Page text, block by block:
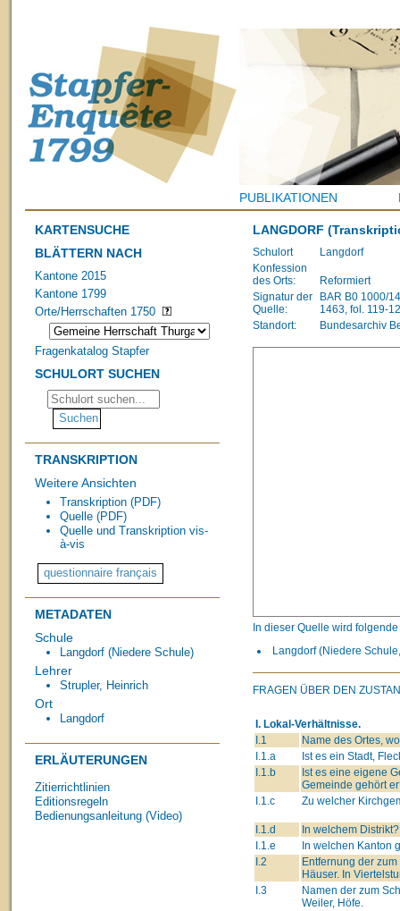
PUBLIKATIONEN
KARTENSUCHE
BLÄTTERN NACH
Kantone 2015
Kantone 1799
Orte/Herrschaften 1750
Fragenkatalog Stapfer
SCHULORT SUCHEN
TRANSKRIPTION
Weitere Ansichten
Transkription (PDF)
Quelle (PDF)
Quelle und Transkription vis-
à-vis
METADATEN
Schule
Langdorf (Niedere Schule)
Lehrer
Strupler, Heinrich
Ort
Langdorf
ERLÄUTERUNGEN
Zitierrichtlinien
Editionsregeln
Bedienungsanleitung (Video)
LANGDORF
Schulort
Langdorf
Konfession
des Orts:
Reformiert
Signatur der
Quelle:
BAR B0 1000/
1463, fol. 119-
Standort:
Bundesarchiv
In dieser Quelle wird
Langdorf (Niedere
FRAGEN ÜBER DEN
I. Lokal-Verhältnisse.
I.1
Name des Ortes,
I.1.a
Ist es ein Stadt,
I.1.b
Ist es eine eigene
Gemeinde gehört
I.1.c
Zu welcher
I.1.d
In welchem Distrikt?
I.1.e
In welchen Kanton
I.2
Entfernung der
Häuser. In
I.3
Namen der zum
Weiler, Höfe.